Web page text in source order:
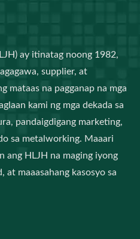
ay itinatag noong 1982,
supplier, at
mataas na pagganap na mga
kami ng mga dekada sa
pandaigdigang marketing,
sa metalworking. Maaari
ang HLJH na maging iyong
at maaasahang kasosyo sa